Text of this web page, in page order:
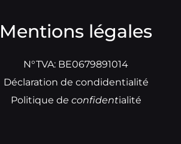
Mentions légales
N°TVA: BE0679891014
Déclaration de condidentialité
Politique de confidentialité